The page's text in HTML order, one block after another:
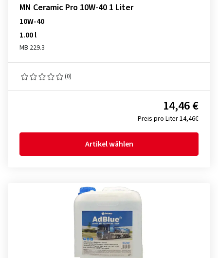
MN Ceramic Pro 10W-40 1 Liter
10W-40
1.00 l
MB 229.3
(0)
Preis pro Liter 14,46€
14,46 €
Artikel wählen